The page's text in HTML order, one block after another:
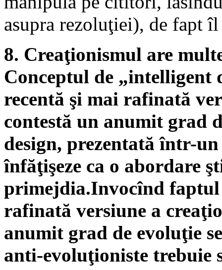
asupra rezoluţiei), de fapt
8. Creaţionismul are
Conceptul de „intelligent
recentă şi mai rafinată
contestă un anumit grad
design, prezentată într-
înfăţişeze ca o abordare
primejdia.Invocînd faptul
rafinată versiune a
anumit grad de evoluţie
anti-evoluţioniste trebuie